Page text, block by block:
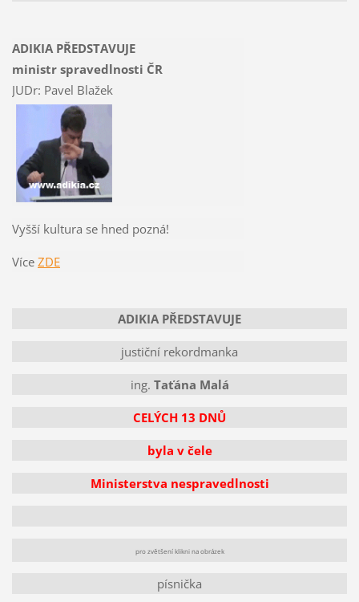
ADIKIA PŘEDSTAVUJE
ministr spravedlnosti ČR
JUDr: Pavel Blažek
Vyšší kultura se hned pozná!
Více ZDE
ADIKIA PŘEDSTAVUJE
justiční rekordmanka
ing. Taťána Malá
CELÝCH 13 DNŮ
byla v čele
Ministerstva nespravedlnosti
pro zvětšení klikni na obrázek
písnička